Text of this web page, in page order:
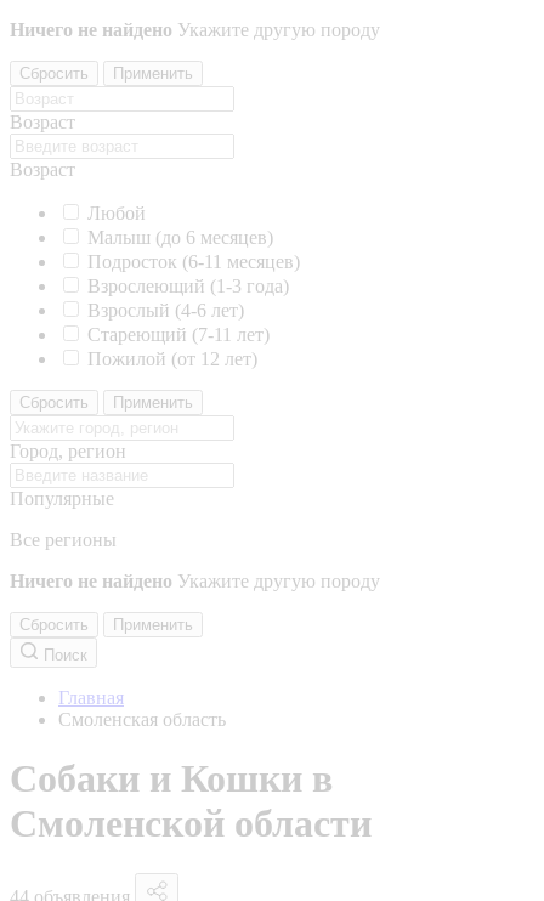
Ничего не найдено Укажите другую породу
Сбросить Применить
Возраст
Возраст
Любой
Малыш (до 6 месяцев)
Подросток (6-11 месяцев)
Взрослеющий (1-3 года)
Взрослый (4-6 лет)
Стареющий (7-11 лет)
Пожилой (от 12 лет)
Сбросить Применить
Город, регион
Популярные
Все регионы
Ничего не найдено Укажите другую породу
Сбросить
Применить
Поиск
Главная
Смоленская область
Собаки и Кошки в
Смоленской области
44 объявления